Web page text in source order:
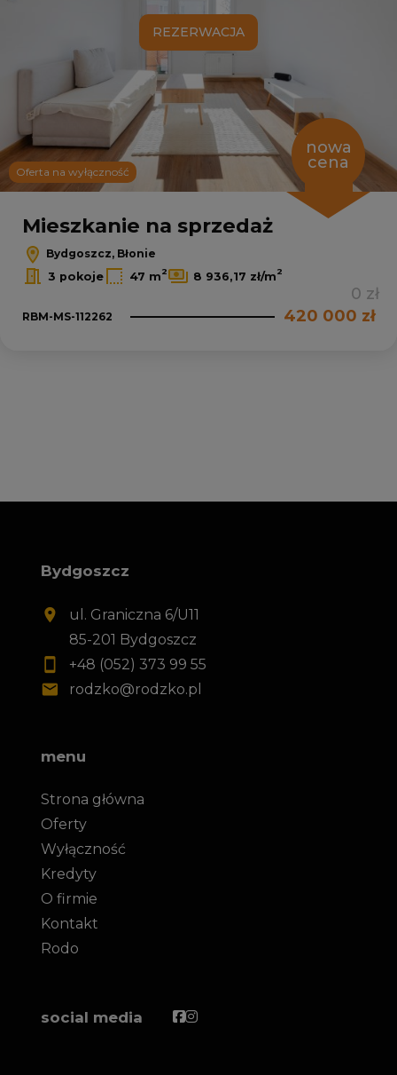
Oferta na wyłączność
REZERWACJA
nowa
cena
Mieszkanie na sprzedaż
Bydgoszcz, Błonie
3 pokoje
47 m2 8 936,17 zł/m2
0 zł
RBM-MS-112262 420 000 zł
Bydgoszcz
ul. Graniczna 6/U11
85-201 Bydgoszcz
+48 (052) 373 99 55
rodzko@rodzko.pl
menu
Strona główna
Oferty
Wyłączność
Kredyty
O firmie
Kontakt
Rodo
social media Facebook
Facebook